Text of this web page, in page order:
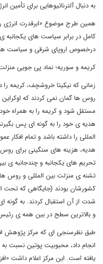
به دنبال آلترناتیوهایی برای تأمین
همین طرح موضوع «ابرقدرت انرژی
کامل در برابر سیاست های یکجانبه ی
درخصوص اروپای شرقی و سیاست
کریمه و سوریه؛ نماد پی جویی
مستقل شود و کریمه را به همراه
هدیه ی خود را به گونه ای پس
المللی را داشته باشد و تمام
هدیه، هزینه های سنگینی برای
تحریم های یکجانبه و چندجانبه ی
تشنه ی منزلت بین المللی و روس
کشورشان بودند (جایگاهی که تحت
شدت از آن استقبال کردند. به گونه
و بالاترین سطح در بین همه ی
یافته است. این مرکز اعلام داشت